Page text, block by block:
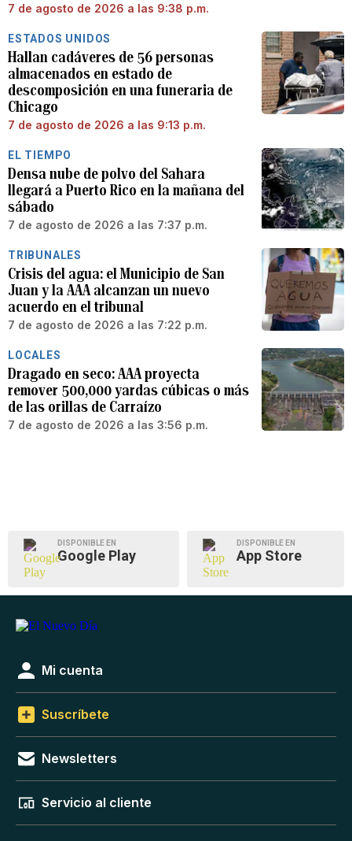
7 de agosto de 2026 a las 9:38 p.m.
ESTADOS UNIDOS
Hallan cadáveres de 56 personas
almacenados en estado de
descomposición en una funeraria de
Chicago
7 de agosto de 2026 a las 9:13 p.m.
EL TIEMPO
Densa nube de polvo del Sahara
llegará a Puerto Rico en la mañana del
sábado
7 de agosto de 2026 a las 7:37 p.m.
TRIBUNALES
Crisis del agua: el Municipio de San
Juan y la AAA alcanzan un nuevo
acuerdo en el tribunal
7 de agosto de 2026 a las 7:22 p.m.
LOCALES
Dragado en seco: AAA proyecta
remover 500,000 yardas cúbicas o más
de las orillas de Carraízo
7 de agosto de 2026 a las 3:56 p.m.
DISPONIBLE EN
Google Play
DISPONIBLE EN
App Store
Mi cuenta
Suscríbete
Newsletters
Servicio al cliente